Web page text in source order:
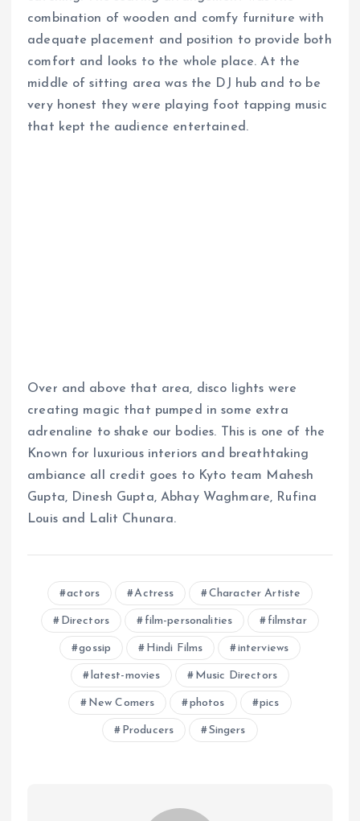
combination of wooden and comfy furniture with
adequate placement and position to provide both
comfort and looks to the whole place. At the
middle of sitting area was the DJ hub and to be
very honest they were playing foot tapping music
that kept the audience entertained.
Over and above that area, disco lights were
creating magic that pumped in some extra
adrenaline to shake our bodies. This is one of the
Known for luxurious interiors and breathtaking
ambiance all credit goes to Kyto team Mahesh
Gupta, Dinesh Gupta, Abhay Waghmare, Rufina
Louis and Lalit Chunara.
actors Actress Character Artiste
Directors film-personalities filmstar
gossip Hindi Films interviews
latest-movies Music Directors
New Comers photos pics
Producers Singers